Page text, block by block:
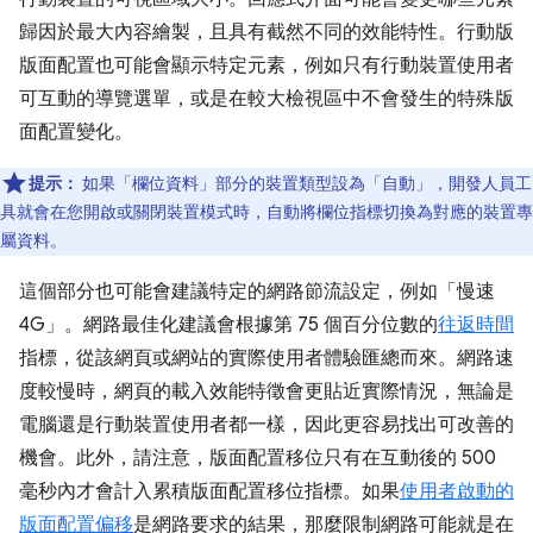
歸因於最大內容繪製，且具有截然不同的效能特性。行動版
版面配置也可能會顯示特定元素，例如只有行動裝置使用者
可互動的導覽選單，或是在較大檢視區中不會發生的特殊版
面配置變化。
提示： 如果「欄位資料」 部分的裝置類型設為「自動」
，開發人員工
具就會在您開啟或關閉裝置模式時，自動將欄位指標切換為對應的裝置專
屬資料。
這個部分也可能會建議特定的網路節流設定，例如「慢速
4G」 。網路最佳化建議會根據第 75 個百分位數的往返時間
指標，從該網頁或網站的實際使用者體驗匯總而來。網路速
度較慢時，網頁的載入效能特徵會更貼近實際情況，無論是
電腦還是行動裝置使用者都一樣，因此更容易找出可改善的
機會。此外，請注意，版面配置移位只有在互動後的 500
毫秒內才會計入累積版面配置移位指標。如果使用者啟動的
版面配置偏移是網路要求的結果，那麼限制網路可能就是在